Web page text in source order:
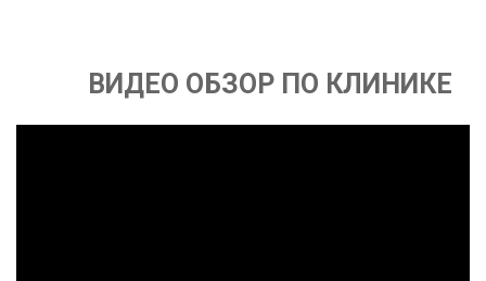
ВИДЕО ОБЗОР ПО КЛИНИКЕ